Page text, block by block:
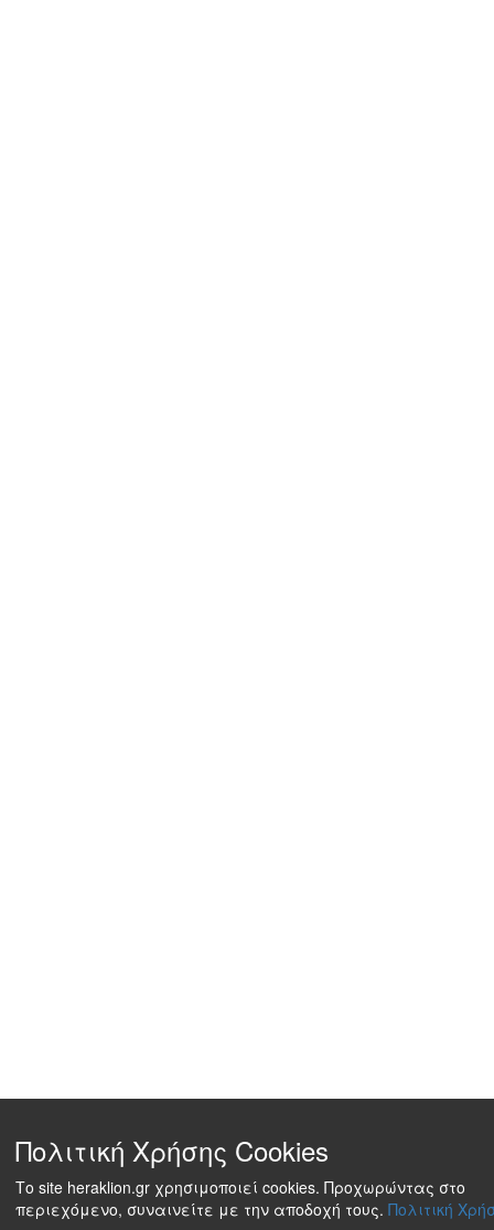
Πολιτική Χρήσης Cookies
Το site heraklion.gr χρησιμοποιεί cookies. Προχωρώντας στο
περιεχόμενο, συναινείτε με την αποδοχή τους. Πολιτική